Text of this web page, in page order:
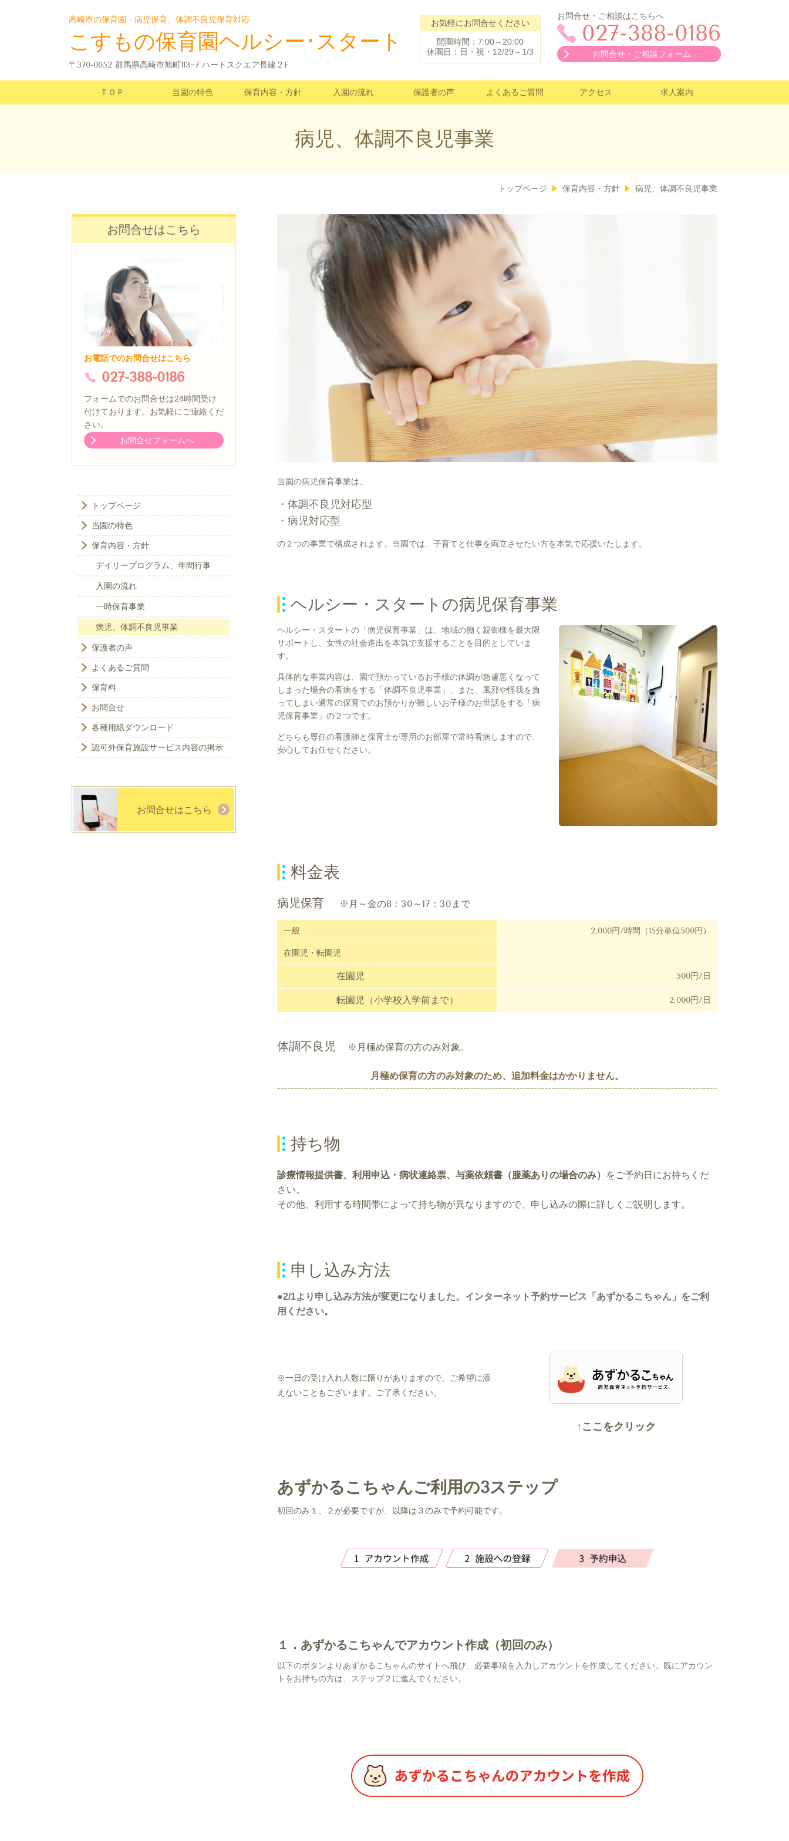
高崎市の保育園・病児保育、体調不良児保育対応
こすもの保育園ヘルシー･スタート
〒370-0052 群馬県高崎市旭町113−7 ハートスクエア長建２F
お気軽にお問合せください
開園時間：7:00～20:00
休園日：日・祝・12/29～1/3
お問合せ・ご相談はこちらへ
027-388-0186
お問合せ・ご相談フォーム
ＴＯＰ 当園の特色 保育内容・方針 入園の流れ 保護者の声 よくあるご質問 アクセス 求人案内
病児、体調不良児事業
トップページ 保育内容・方針 病児、体調不良児事業
当園の病児保育事業は、
・ 体調不良児対応型
・ 病児対応型
の２つの事業で構成されます。当園では、子育てと仕事を両立させたい方を本気で応援いたします。
ヘルシー・スタートの病児保育事業
ヘルシー・スタートの「病児保育事業」は、地域の働く親御様を最大限
サポートし、女性の社会進出を本気で支援することを目的としていま
す。
具体的な事業内容は、園で預かっているお子様の体調が急遽悪くなって
しまった場合の看病をする「体調不良児事業」、また、風邪や怪我を負
ってしまい通常の保育でのお預かりが難しいお子様のお世話をする「病
児保育事業」の２つです。
どちらも専任の看護師と保育士が専用のお部屋で常時看病しますので、
安心してお任せください。
料金表
病児保育 ※月～金の8：30～17：30まで
一般 2,000円/時間（15分単位500円）
在園児・転園児
在園児 500円/日
転園児（小学校入学前まで） 2,000円/日
体調不良児 ※月極め保育の方のみ対象。
月極め保育の方のみ対象のため、追加料金はかかりません。
持ち物
診療情報提供書、利用申込・病状連絡票、与薬依頼書（服薬ありの場合のみ） をご予約日にお持ちくだ
さい。
その他、利用する時間帯によって持ち物が異なりますので、申し込みの際に詳しくご説明します。
申し込み方法
●2/1より申し込み方法が変更になりました。インターネット予約サービス「あずかるこちゃん」をご利
用ください。
↑ここをクリック
※一日の受け入れ人数に限りがありますので、ご希望に添
えないこともございます。ご了承ください。
あずかるこちゃんご利用の3ステップ
初回のみ１、２が必要ですが、以降は３のみで予約可能です。
１．あずかるこちゃんでアカウント作成（初回のみ）
以下のボタンよりあずかるこちゃんのサイトへ飛び、必要事項を入力しアカウントを作成してください。既にアカウン
トをお持ちの方は、ステップ２に進んでください。
お問合せはこちら
お電話でのお問合せはこちら
027-388-0186
フォームでのお問合せは24時間受け
付けております。お気軽にご連絡くだ
さい。
お問合せフォームへ
トップページ
当園の特色
保育内容・方針
デイリープログラム、年間行事
入園の流れ
一時保育事業
病児、体調不良児事業
保護者の声
よくあるご質問
保育料
お問合せ
各種用紙ダウンロード
認可外保育施設サービス内容の掲示
お問合せはこちら